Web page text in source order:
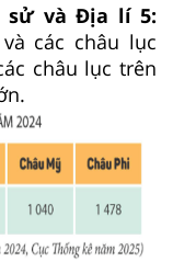
sử và Địa lí 5:
các châu lục
châu lục trên